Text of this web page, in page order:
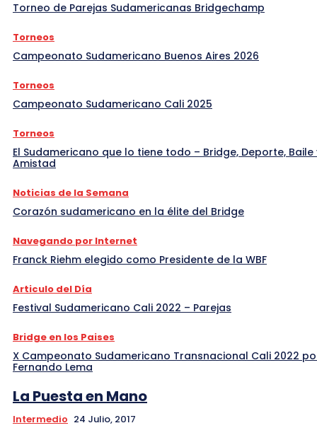
Torneo de Parejas Sudamericanas Bridgechamp
Torneos
Campeonato Sudamericano Buenos Aires 2026
Torneos
Campeonato Sudamericano Cali 2025
Torneos
El Sudamericano que lo tiene todo – Bridge, Deporte, Baile
Amistad
Noticias de la Semana
Corazón sudamericano en la élite del Bridge
Navegando por Internet
Franck Riehm elegido como Presidente de la WBF
Articulo del Día
Festival Sudamericano Cali 2022 – Parejas
Bridge en los Paises
X Campeonato Sudamericano Transnacional Cali 2022
Fernando Lema
La Puesta en Mano
Intermedio 24 Julio, 2017